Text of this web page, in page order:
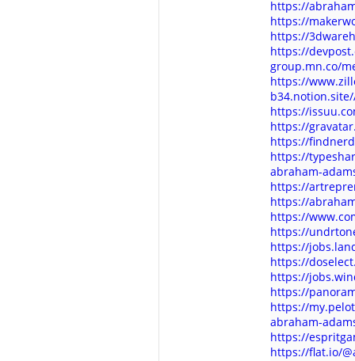
https://
https://
https://
https://
group.mn.co/
https://
https://
https://
https://
https://
abraham-
https://
https://
https://
https://
https://
https://
https://
https://
https://
abraham-
https://
https://flat.io/